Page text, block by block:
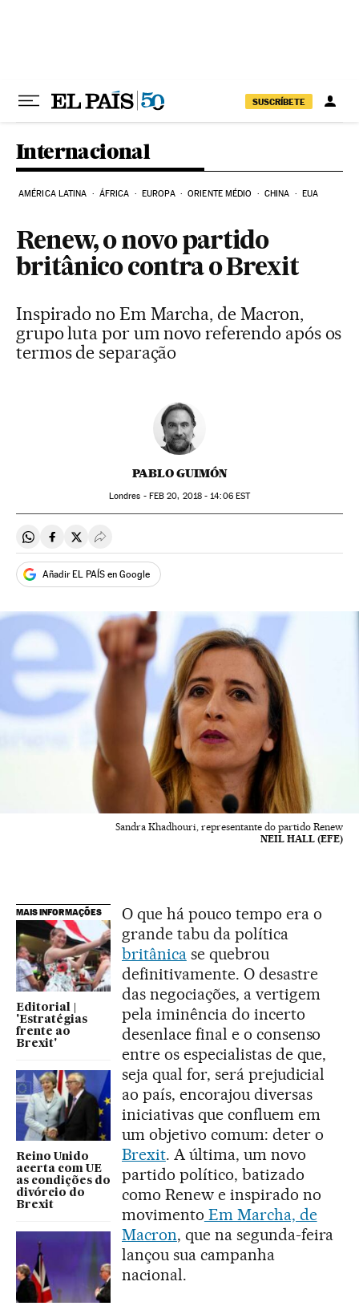
SUSCRÍBETE
Internacional
AMÉRICA LATINA ÁFRICA EUROPA ORIENTE MÉDIO CHINA EUA
Renew, o novo partido
britânico contra o Brexit
Inspirado no Em Marcha, de Macron,
grupo luta por um novo referendo após os
termos de separação
PABLO GUIMÓN
Londres - FEB 20, 2018 - 14:06EST
Compartir en Whatsapp
Compartir en Facebook
Compartir en Twitter
Desplegar Redes Sociales
Añadir EL PAÍS en Google
Sandra Khadhouri, representante do partido Renew
NEIL HALL (EFE)
MAIS INFORMAÇÕES
Editorial |
'Estratégias
frente ao
Brexit'
Reino Unido
acerta com UE
as condições do
divórcio do
Brexit
O que há pouco tempo era o
grande tabu da política
britânicase quebrou
definitivamente. O desastre
das negociações, a vertigem
pela iminência do incerto
desenlace final e o consenso
entre os especialistas de que,
seja qual for, será prejudicial
ao país, encorajou diversas
iniciativas que confluem em
um objetivo comum: deter o
Brexit. A última, um novo
partido político, batizado
como Renew e inspirado no
movimento Em Marcha, de
Macron, que na segunda-feira
lançou sua campanha
nacional.